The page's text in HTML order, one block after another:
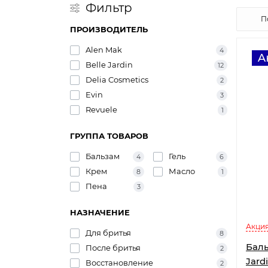
Фильтр
ПРОИЗВОДИТЕЛЬ
Alen Mak 4
Belle Jardin 12
Delia Cosmetics 2
Evin 3
Revuele 1
ГРУППА ТОВАРОВ
Бальзам 4 Гель 6
Крем 8 Масло 1
Пена 3
НАЗНАЧЕНИЕ
Для бритья 8
После бритья 2
Восстановление 2